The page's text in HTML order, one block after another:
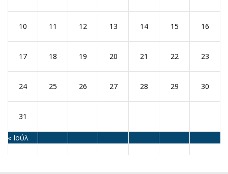
10 11 12 13 14 15 16
17 18 19 20 21 22 23
24 25 26 27 28 29 30
31
« Ιούλ